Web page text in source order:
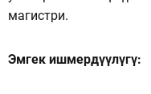
магистри.
Эмгек ишмердүүлүгү: